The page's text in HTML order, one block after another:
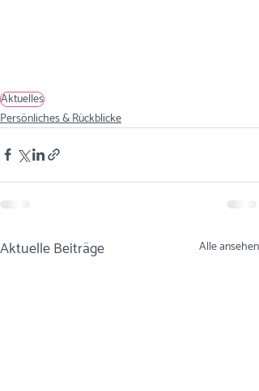
Aktuelles
Persönliches & Rückblicke
Aktuelle Beiträge Alle ansehen